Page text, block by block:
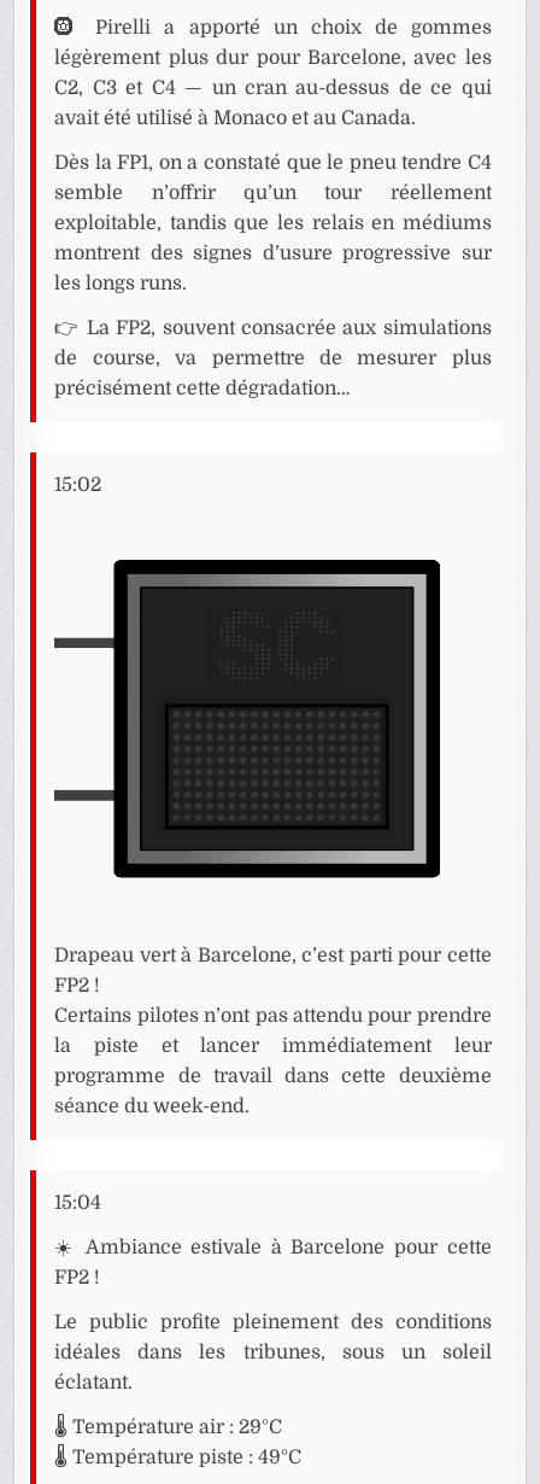
🛞 Pirelli a apporté un choix de gommes
légèrement plus dur pour Barcelone, avec les
C2, C3 et C4 — un cran au-dessus de ce qui
avait été utilisé à Monaco et au Canada.
Dès la FP1, on a constaté que le pneu tendre C4
semble n’offrir qu’un tour réellement
exploitable, tandis que les relais en médiums
montrent des signes d’usure progressive sur
les longs runs.
👉 La FP2, souvent consacrée aux simulations
de course, va permettre de mesurer plus
précisément cette dégradation…
15:02
Drapeau vert à Barcelone, c’est parti pour cette
FP2 !
Certains pilotes n’ont pas attendu pour prendre
la piste et lancer immédiatement leur
programme de travail dans cette deuxième
séance du week-end.
15:04
☀️ Ambiance estivale à Barcelone pour cette
FP2 !
Le public profite pleinement des conditions
idéales dans les tribunes, sous un soleil
éclatant.
🌡️ Température air : 29°C
🌡️ Température piste : 49°C